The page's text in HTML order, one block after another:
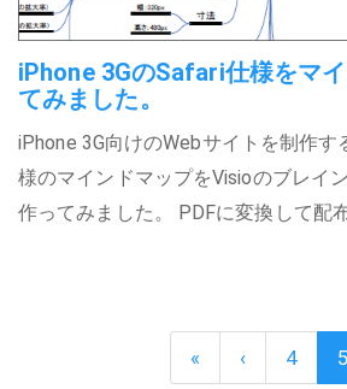
iPhone 3GのSafari仕様をマ
てみました。
iPhone 3G向けのWebサイトを制作す
様のマインドマップをVisioのブレイ
作ってみました。 PDFに変換して配
« ‹ 4 5